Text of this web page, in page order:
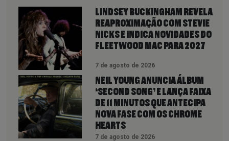
LINDSEY BUCKINGHAM REVELA
REAPROXIMAÇÃO COM STEVIE
NICKS E INDICA NOVIDADES DO
FLEETWOOD MAC PARA 2027
7 de agosto de 2026
NEIL YOUNG ANUNCIA ÁLBUM
‘SECOND SONG’ E LANÇA FAIXA
DE 11 MINUTOS QUE ANTECIPA
NOVA FASE COM OS CHROME
HEARTS
7 de agosto de 2026